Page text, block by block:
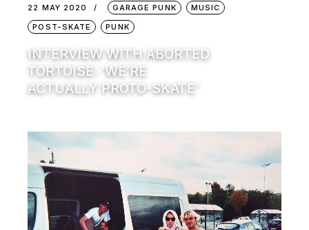
22 MAY 2020 GARAGE PUNK
MUSIC
POST-SKATE
PUNK
INTERVIEW WITH ABORTED
TORTOISE: ‘WE’RE
ACTUALLY PROTO-SKATE’